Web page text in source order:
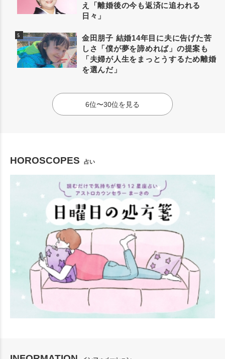
え「離婚後の今も返済に追われる
日々」
金田朋子 結婚14年目に夫に告げた苦
しさ「僕が夢を諦めれば」の提案も
「夫婦が人生をまっとうするため離婚
を選んだ」
6位〜30位を見る
HOROSCOPES 占い